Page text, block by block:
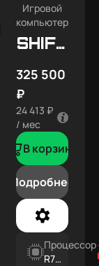
Игровой
компьютер
SHIFT
325 500
₽
24 413 ₽
/ мес
В корзину
Подробнее
Процессор
R7